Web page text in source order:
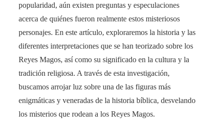
popularidad, aún existen preguntas y especulaciones
acerca de quiénes fueron realmente estos misteriosos
personajes. En este artículo, exploraremos la historia y las
diferentes interpretaciones que se han teorizado sobre los
Reyes Magos, así como su significado en la cultura y la
tradición religiosa. A través de esta investigación,
buscamos arrojar luz sobre una de las figuras más
enigmáticas y veneradas de la historia bíblica, desvelando
los misterios que rodean a los Reyes Magos.